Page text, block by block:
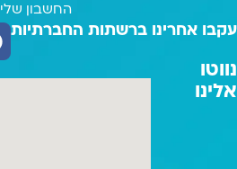
החשבון שלי
עקבו אחרינו ברשתות החברתיות
נווטו
אלינו